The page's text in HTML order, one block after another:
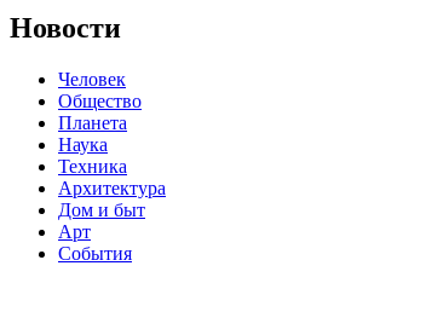
Новости
Человек
Общество
Планета
Наука
Техника
Архитектура
Дом и быт
Арт
События